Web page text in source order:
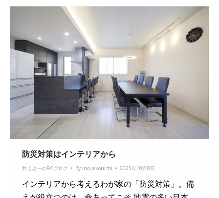
防災対策はインテリアから
井上功一のRCブログ By inouekouichi 2025年10月8日
インテリアから考えるわが家の「防災対策」。備